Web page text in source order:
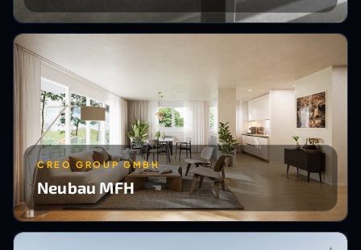
CREO GROUP GMBH
Neubau MFH